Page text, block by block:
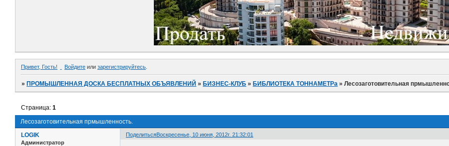
Привет, Гость! Войдите или зарегистрируйтесь
»ПРОМЫШЛЕННАЯ ДОСКА БЕСПЛАТНЫХ ОБЪЯВЛЕНИЙ »БИЗНЕС-КЛУБ »БИБЛИОТЕКА ТОННАМЕТРа »Лесозаготовительная
Лесозаготовительная прмышленность.
Страница:1
ПоделитьсяВоскресенье, 10 июня, 2012г. 21:32:01
LOGIK
Администратор